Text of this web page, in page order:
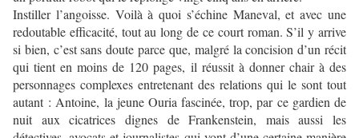
Instiller l’angoisse. Voilà à quoi s’échine Maneval, et avec une
redoutable efficacité, tout au long de ce court roman. S’il y arrive
si bien, c’est sans doute parce que, malgré la concision d’un récit
qui tient en moins de 120 pages, il réussit à donner chair à des
personnages complexes entretenant des relations qui le sont tout
autant : Antoine, la jeune Ouria fascinée, trop, par ce gardien de
nuit aux cicatrices dignes de Frankenstein, mais aussi les